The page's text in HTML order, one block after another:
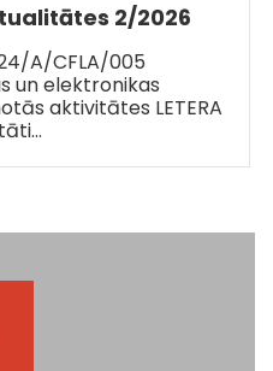
2/2026
A/CFLA/005
un elektronikas
aktivitātes LETERA